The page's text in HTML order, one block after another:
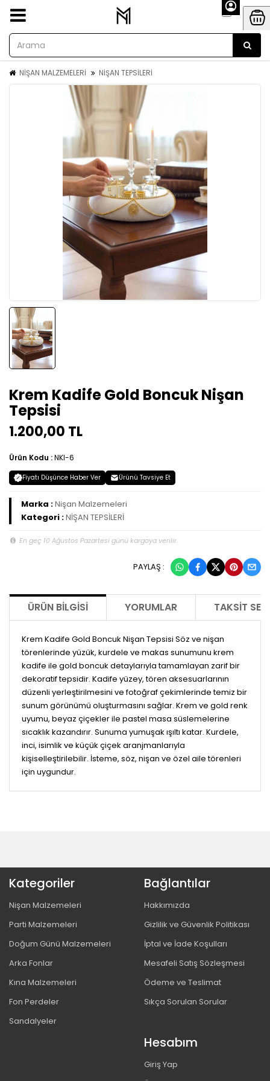
NİŞAN MALZEMELERİ NİŞAN TEPSİLERİ
Krem Kadife Gold Boncuk Nişan
Tepsisi
1.200,00 TL
Ürün Kodu :NKI-6
Fiyatı Düşünce Haber Ver Ürünü Tavsiye Et
Marka :Nişan Malzemeleri
Kategori :NİŞAN TEPSİLERİ
En geç 10 Ağustos Pazartesi günü kargoya verilir.
PAYLAŞ :
ÜRÜN BILGISI YORUMLAR TAKSIT
Krem Kadife Gold Boncuk Nişan Tepsisi Söz ve nişan
törenlerinde yüzük, kurdele ve makas sunumunu krem
kadife ile gold boncuk detaylarıyla tamamlayan zarif bir
dekoratif tepsidir. Kadife yüzey, tören aksesuarlarının
düzenli yerleştirilmesini ve fotoğraf çekimlerinde temiz bir
sunum görünümü oluşturmasını sağlar. Krem ve gold renk
uyumu, beyaz çiçekler ile pastel masa süslemelerine
sıcaklık kazandırır. Sunuma yumuşak ışıltı katar. Kurdele,
inci, isimlik ve küçük çiçek aranjmanlarıyla
kişiselleştirilebilir. İsteme, söz, nişan ve özel aile törenleri
için uygundur.
Kategoriler
Nişan Malzemeleri
Parti Malzemeleri
Doğum Günü Malzemeleri
Arka Fonlar
Kına Malzemeleri
Fon Perdeler
Sandalyeler
Bağlantılar
Hakkımızda
Gizlilik ve Güvenlik Politikası
İptal ve İade Koşulları
Mesafeli Satış Sözleşmesi
Ödeme ve Teslimat
Sıkça Sorulan Sorular
Hesabım
Giriş Yap